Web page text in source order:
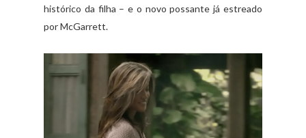
histórico da filha – e o novo possante já estreado
por McGarrett.